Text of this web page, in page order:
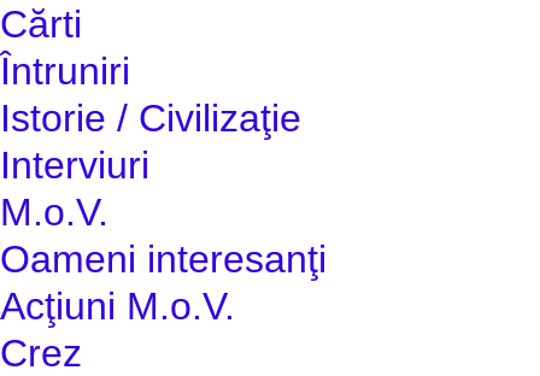
Cărti
Întruniri
Istorie / Civilizaţie
Interviuri
M.o.V.
Oameni interesanţi
Acţiuni M.o.V.
Crez